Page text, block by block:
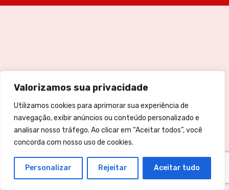
Valorizamos sua privacidade
Utilizamos cookies para aprimorar sua experiência de
navegação, exibir anúncios ou conteúdo personalizado e
analisar nosso tráfego. Ao clicar em “Aceitar todos”, você
concorda com nosso uso de cookies.
Personalizar Rejeitar Aceitar tudo